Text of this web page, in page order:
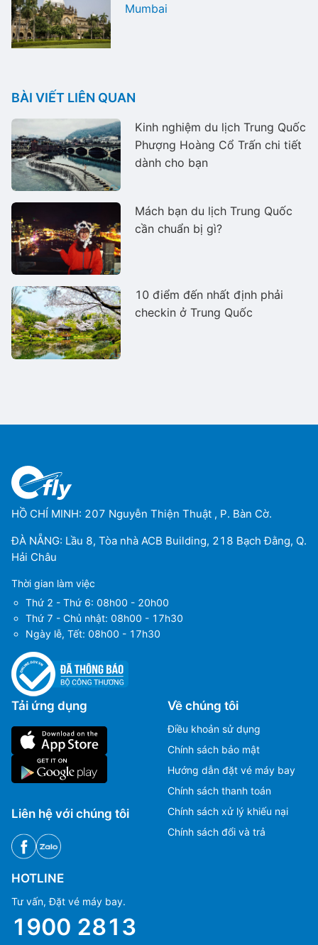
Mumbai
BÀI VIẾT LIÊN QUAN
Kinh nghiệm du lịch Trung Quốc
Phượng Hoàng Cổ Trấn chi tiết
dành cho bạn
Mách bạn du lịch Trung Quốc
cần chuẩn bị gì?
10 điểm đến nhất định phải
checkin ở Trung Quốc
HỒ CHÍ MINH: 207 Nguyễn Thiện Thuật , P. Bàn Cờ.
ĐÀ NẴNG: Lầu 8, Tòa nhà ACB Building, 218 Bạch Đằng, Q.
Hải Châu
Thời gian làm việc
Thứ 2 - Thứ 6: 08h00 - 20h00
Thứ 7 - Chủ nhật: 08h00 - 17h30
Ngày lễ, Tết: 08h00 - 17h30
Tải ứng dụng
Liên hệ với chúng tôi
Về chúng tôi
Điều khoản sử dụng
Chính sách bảo mật
Hướng dẫn đặt vé máy bay
Chính sách thanh toán
Chính sách xử lý khiếu nại
Chính sách đổi và trả
HOTLINE
Tư vấn, Đặt vé máy bay.
1900 2813